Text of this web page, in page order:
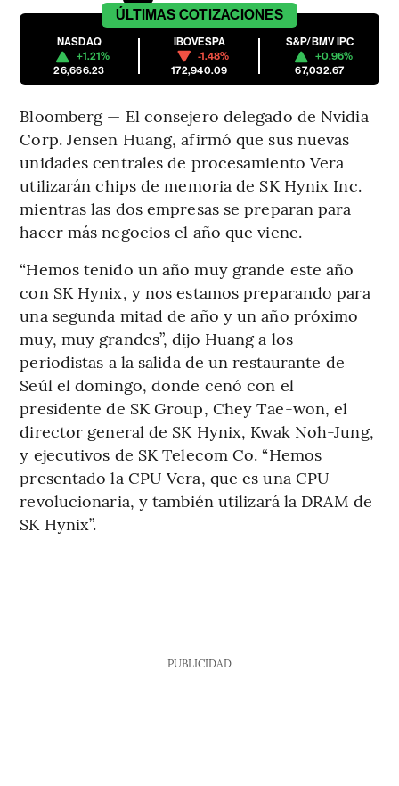
ÚLTIMAS COTIZACIONES
NASDAQ
+1.21%
26,666.23
IBOVESPA
-1.48%
172,940.09
S&P/BMV IPC
+0.96%
67,032.67
Bloomberg — El consejero delegado de Nvidia
Corp. Jensen Huang, afirmó que sus nuevas
unidades centrales de procesamiento Vera
utilizarán chips de memoria de SK Hynix Inc.
mientras las dos empresas se preparan para
hacer más negocios el año que viene.
“Hemos tenido un año muy grande este año
con SK Hynix, y nos estamos preparando para
una segunda mitad de año y un año próximo
muy, muy grandes”, dijo Huang a los
periodistas a la salida de un restaurante de
Seúl el domingo, donde cenó con el
presidente de SK Group, Chey Tae-won, el
director general de SK Hynix, Kwak Noh-Jung,
y ejecutivos de SK Telecom Co. “Hemos
presentado la CPU Vera, que es una CPU
revolucionaria, y también utilizará la DRAM de
SK Hynix”.
PUBLICIDAD